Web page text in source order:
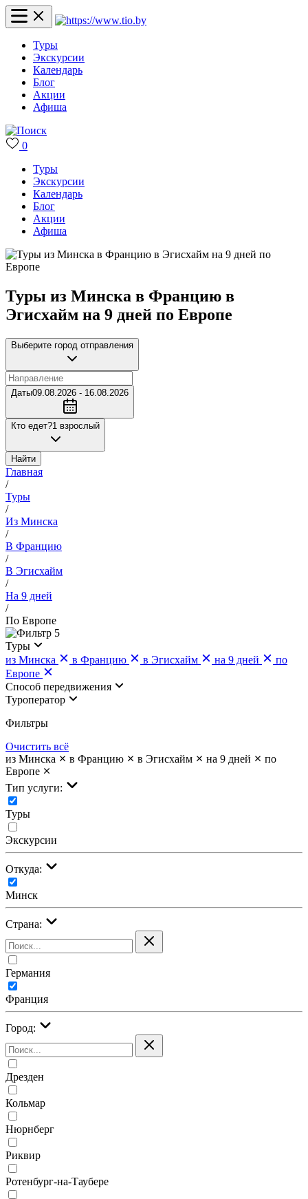
Туры
Экскурсии
Календарь
Блог
Акции
Афиша
0
Туры
Экскурсии
Календарь
Блог
Акции
Афиша
Туры из Минска в Францию в
Эгисхайм на 9 дней по Европе
Выберите город отправления
Даты09.08.2026 - 16.08.2026
Кто едет?1 взрослый
Найти
Главная
/
Туры
/
Из Минска
/
В Францию
/
В Эгисхайм
/
На 9 дней
/
По Европе
5
Туры
из Минска
в Францию в Эгисхайм на 9 дней
по
Европе
Cпособ передвижения
Туроператор
Фильтры
Очистить всё
из Минска
в Францию в Эгисхайм на 9 дней
по
Европе
Тип услуги:
Туры
Экскурсии
Откуда:
Минск
Страна:
Германия
Франция
Город:
Дрезден
Кольмар
Нюрнберг
Риквир
Ротенбург-на-Таубере